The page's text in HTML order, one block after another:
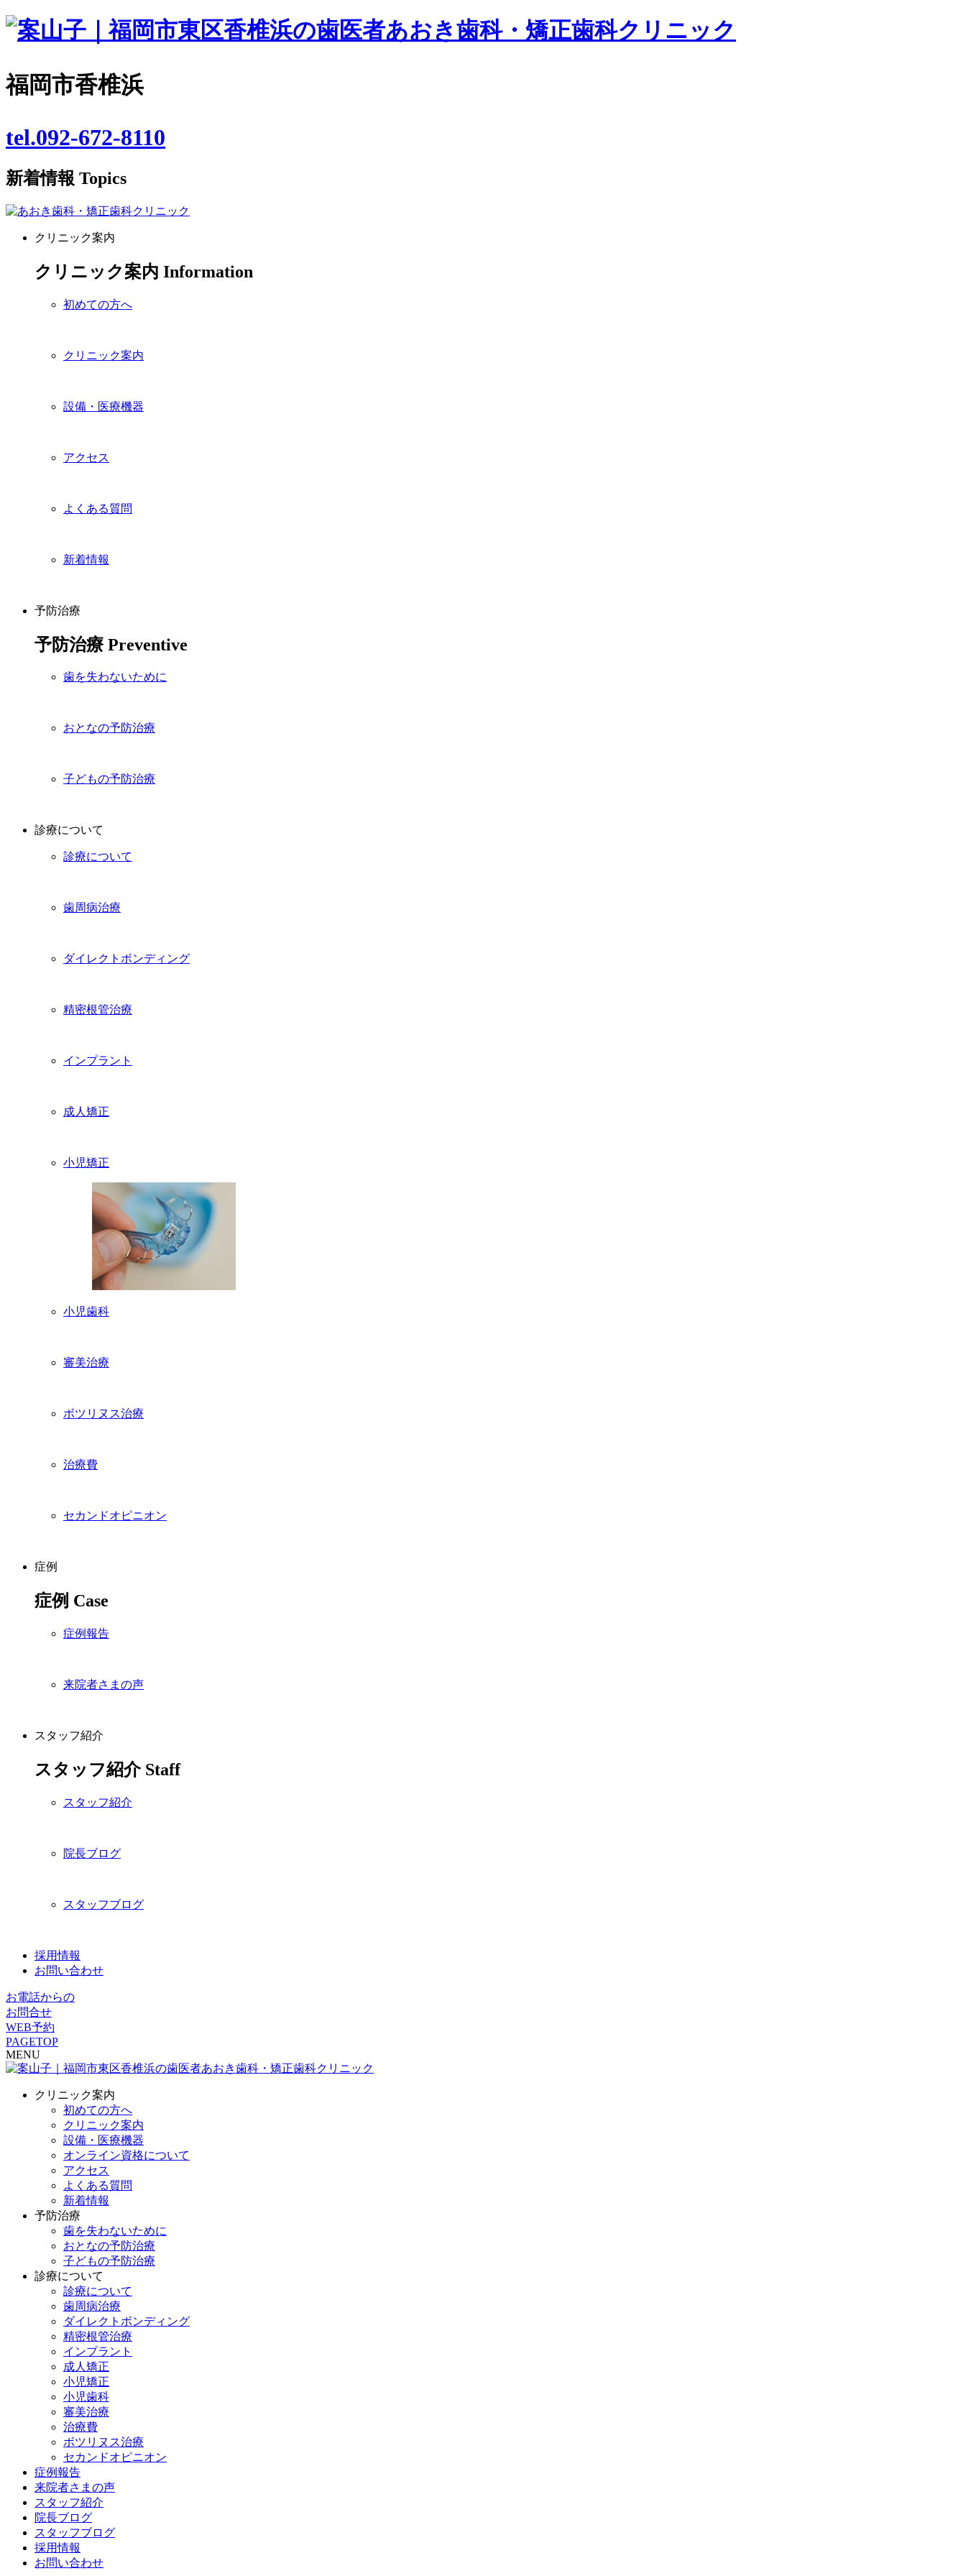
福岡市香椎浜
tel.092-672-8110
新着情報 Topics
クリニック案内
クリニック案内 Information
初めての方へ
クリニック案内
設備・医療機器
アクセス
よくある質問
新着情報
予防治療
予防治療 Preventive
歯を失わないために
おとなの予防治療
子どもの予防治療
診療について
診療について
歯周病治療
ダイレクトボンディング
精密根管治療
インプラント
成人矯正
小児矯正
小児歯科
審美治療
ボツリヌス治療
治療費
セカンドオピニオン
症例
症例 Case
症例報告
来院者さまの声
スタッフ紹介
スタッフ紹介 Staff
スタッフ紹介
院長ブログ
スタッフブログ
採用情報
お問い合わせ
お電話からの
お問合せ
WEB予約
PAGETOP
MENU
クリニック案内
初めての方へ
クリニック案内
設備・医療機器
オンライン資格について
アクセス
よくある質問
新着情報
予防治療
歯を失わないために
おとなの予防治療
子どもの予防治療
診療について
診療について
歯周病治療
ダイレクトボンディング
精密根管治療
インプラント
成人矯正
小児矯正
小児歯科
審美治療
治療費
ボツリヌス治療
セカンドオピニオン
症例報告
来院者さまの声
スタッフ紹介
院長ブログ
スタッフブログ
採用情報
お問い合わせ